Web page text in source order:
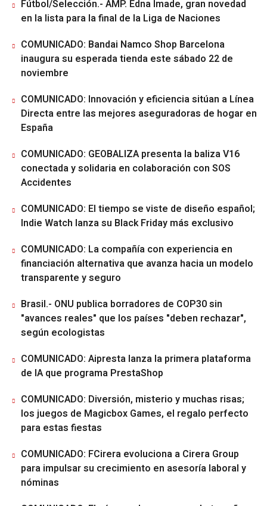
Fútbol/Selección.- AMP. Edna Imade, gran novedad
en la lista para la final de la Liga de Naciones
COMUNICADO: Bandai Namco Shop Barcelona
inaugura su esperada tienda este sábado 22 de
noviembre
COMUNICADO: Innovación y eficiencia sitúan a Línea
Directa entre las mejores aseguradoras de hogar en
España
COMUNICADO: GEOBALIZA presenta la baliza V16
conectada y solidaria en colaboración con SOS
Accidentes
COMUNICADO: El tiempo se viste de diseño español;
Indie Watch lanza su Black Friday más exclusivo
COMUNICADO: La compañía con experiencia en
financiación alternativa que avanza hacia un modelo
transparente y seguro
Brasil.- ONU publica borradores de COP30 sin
"avances reales" que los países "deben rechazar",
según ecologistas
COMUNICADO: Aipresta lanza la primera plataforma
de IA que programa PrestaShop
COMUNICADO: Diversión, misterio y muchas risas;
los juegos de Magicbox Games, el regalo perfecto
para estas fiestas
COMUNICADO: FCirera evoluciona a Cirera Group
para impulsar su crecimiento en asesoría laboral y
nóminas